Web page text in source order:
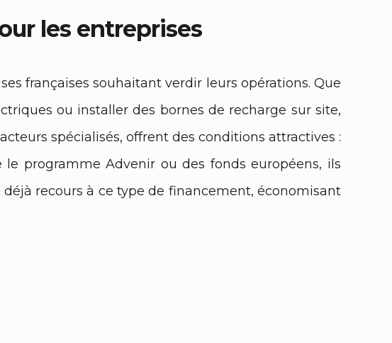
les entreprises
françaises souhaitant verdir leurs opérations. Que
ou installer des bornes de recharge sur site,
spécialisés, offrent des conditions attractives :
programme Advenir ou des fonds européens, ils
recours à ce type de financement, économisant